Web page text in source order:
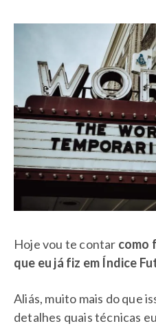
Hoje vou te contar como
que eu já fiz em Índice
Aliás, muito mais do que
detalhes quais técnicas